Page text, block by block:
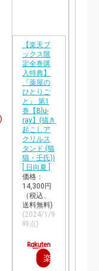
【楽天ブ
ックス限
定全巻購
入特典】
『薬屋の
ひとりご
と』 第1
巻【Blu-
ray】(描き
起こしア
クリルス
タンド (猫
猫・壬氏))
[ 日向夏 ]
価格：
14,300円
（税込、
送料無料)
(2024/1/9
時点)
楽